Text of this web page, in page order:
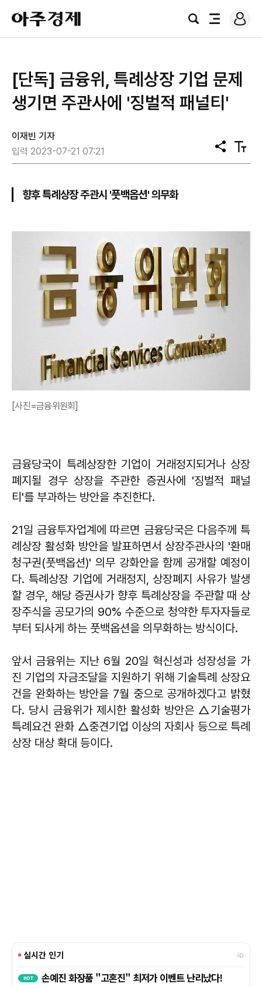
아
주
경
검
전
로
그
[단독] 금융위, 특례상장 기업 문제
생기면 주관사에 '징벌적 패널티'
이재빈 기자
입력 2023-07-21 07:21
공
유
텍
스
향후 특례상장 주관시 '풋백옵션' 의무화
[사진=금융위원회]
금융당국이 특례상장한 기업이 거래정지되거나 상장
폐지될 경우 상장을 주관한 증권사에 '징벌적 패널
티'를 부과하는 방안을 추진한다.
21일 금융투자업계에 따르면 금융당국은 다음주께 특
례상장 활성화 방안을 발표하면서 상장주관사의 '환매
청구권(풋백옵션)' 의무 강화안을 함께 공개할 예정이
다. 특례상장 기업에 거래정지, 상장폐지 사유가 발생
할 경우, 해당 증권사가 향후 특례상장을 주관할 때 상
장주식을 공모가의 90% 수준으로 청약한 투자자들로
부터 되사게 하는 풋백옵션을 의무화하는 방식이다.
앞서 금융위는 지난 6월 20일 혁신성과 성장성을 가
진 기업의 자금조달을 지원하기 위해 기술특례 상장요
건을 완화하는 방안을 7월 중으로 공개하겠다고 밝혔
다. 당시 금융위가 제시한 활성화 방안은 △기술평가
특례요건 완화 △중견기업 이상의 자회사 등으로 특례
상장 대상 확대 등이다.